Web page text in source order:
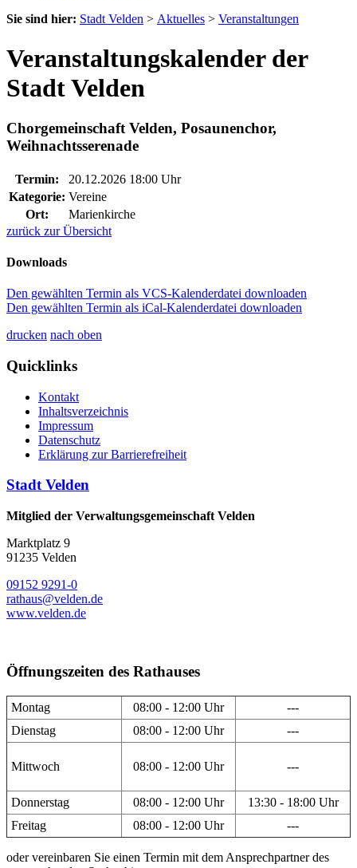
Sie sind hier: Stadt Velden > Aktuelles > Veranstaltungen
Veranstaltungskalender der
Stadt Velden
Chorgemeinschaft Velden, Posaunenchor,
Weihnachtsserenade
Termin:
20.12.2026 18:00 Uhr
Kategorie: Vereine
Ort:
Marienkirche
zurück zur Übersicht
Downloads
Den gewählten Termin als VCS-Kalenderdatei downloaden
Den gewählten Termin als iCal-Kalenderdatei downloaden
drucken nach oben
Quicklinks
Kontakt
Inhaltsverzeichnis
Impressum
Datenschutz
Erklärung zur Barrierefreiheit
Stadt Velden
Mitglied der Verwaltungsgemeinschaft Velden
Marktplatz 9
91235 Velden
09152 9291-0
rathaus@velden.de
www.velden.de
Öffnungszeiten des Rathauses
Montag 08:00 - 12:00 Uhr
---
Dienstag
08:00 - 12:00 Uhr ---
Mittwoch 08:00 - 12:00 Uhr ---
Donnerstag 08:00 - 12:00 Uhr
13:30 - 18:00 Uhr
Freitag
08:00 - 12:00 Uhr ---
oder vereinbaren Sie einen Termin mit dem Ansprechpartner des